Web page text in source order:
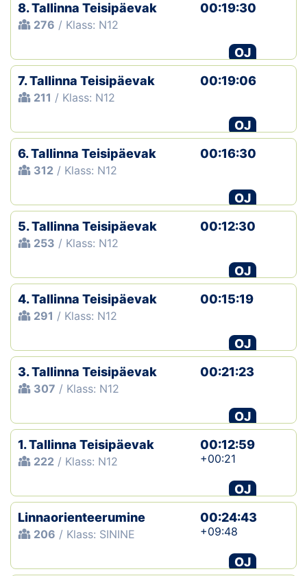
Püsirajad
Koolitused
OTSI
8. Tallinna Teisipäevak
276 / Klass: N12
00:19:30
OJ
7. Tallinna Teisipäevak
211 / Klass: N12
00:19:06
OJ
6. Tallinna Teisipäevak
312 / Klass: N12
00:16:30
OJ
5. Tallinna Teisipäevak
253 / Klass: N12
00:12:30
OJ
4. Tallinna Teisipäevak
291 / Klass: N12
00:15:19
OJ
3. Tallinna Teisipäevak
307 / Klass: N12
00:21:23
OJ
1. Tallinna Teisipäevak
222 / Klass: N12
00:12:59
+00:21
OJ
Linnaorienteerumine
206 / Klass: SININE
00:24:43
+09:48
OJ